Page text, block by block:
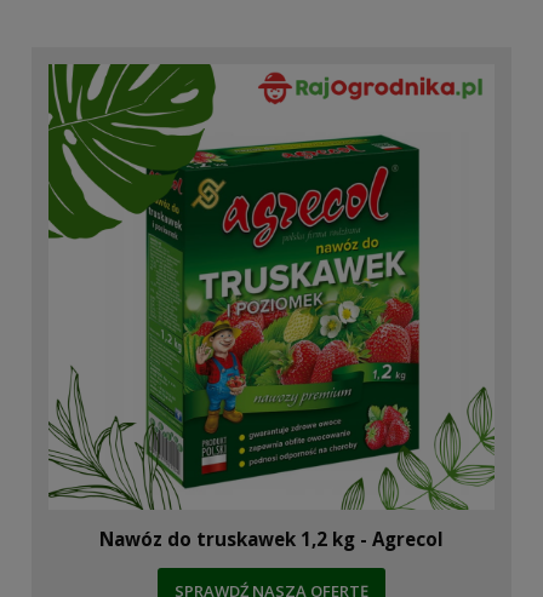
Nawóz do truskawek 1,2 kg - Agrecol
SPRAWDŹ NASZĄ OFERTĘ